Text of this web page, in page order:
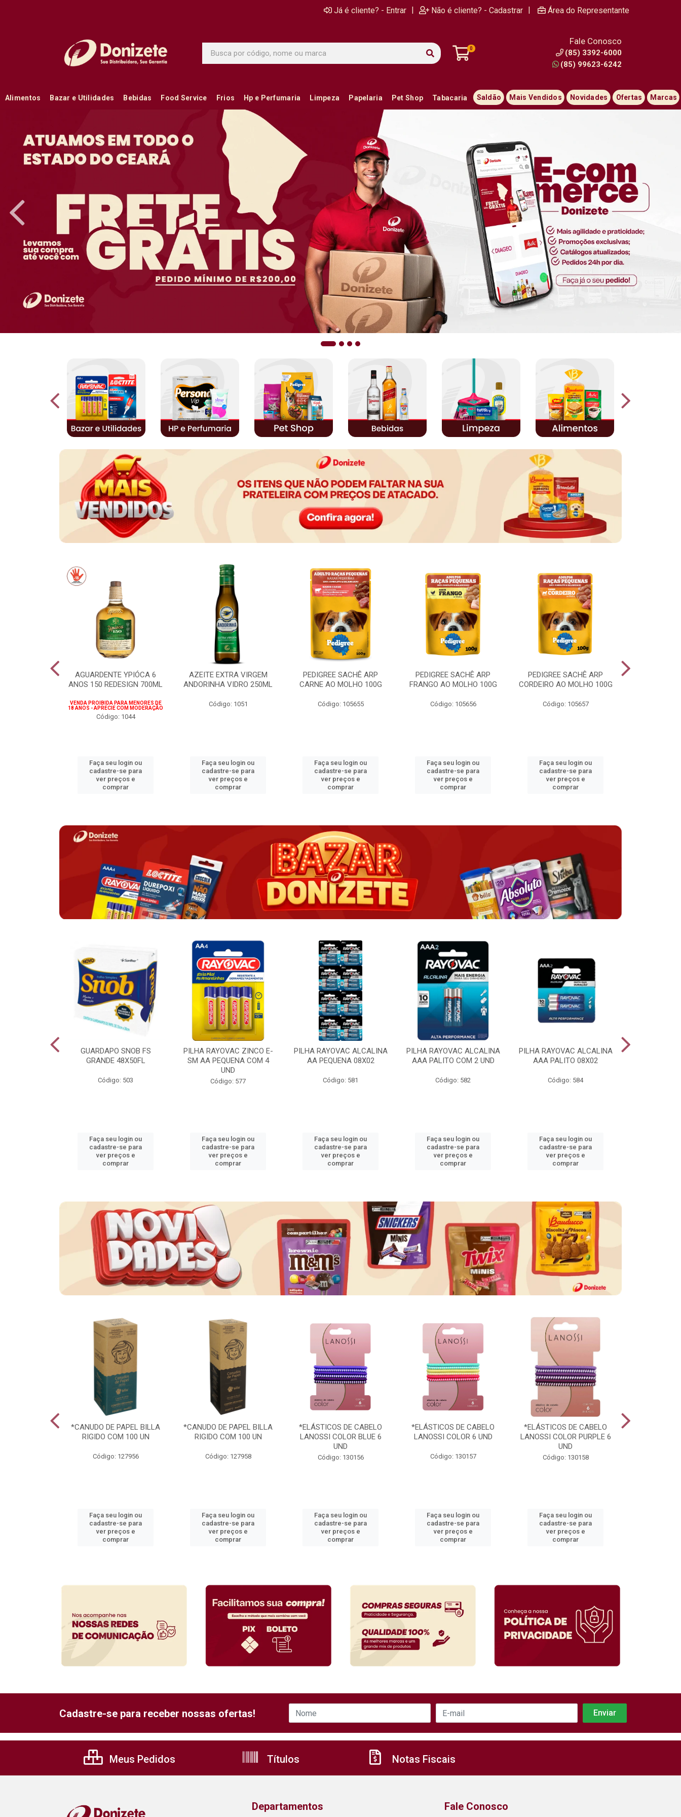
Já é cliente? - Entrar | Não é cliente? - Cadastrar | Área do Representante
0
Fale Conosco
(85) 3392-6000
(85) 99623-6242
Alimentos Bazar e Utilidades Bebidas Food Service Frios Hp e Perfumaria Limpeza Papelaria Pet Shop Tabacaria Saldão Mais Vendidos Novidades Ofertas Marcas
AGUARDENTE YPIÓCA 6
ANOS 150 REDESIGN 700ML
VENDA PROIBIDA PARA MENORES DE
18 ANOS - APRECIE COM MODERAÇÃO
Código: 1044
Faça seu login ou
cadastre-se para
ver preços e
comprar
AZEITE EXTRA VIRGEM
ANDORINHA VIDRO 250ML
Código: 1051
Faça seu login ou
cadastre-se para
ver preços e
comprar
PEDIGREE SACHÊ ARP
CARNE AO MOLHO 100G
Código: 105655
Faça seu login ou
cadastre-se para
ver preços e
comprar
PEDIGREE SACHÊ ARP
FRANGO AO MOLHO 100G
Código: 105656
Faça seu login ou
cadastre-se para
ver preços e
comprar
PEDIGREE SACHÊ ARP
CORDEIRO AO MOLHO 100G
Código: 105657
Faça seu login ou
cadastre-se para
ver preços e
comprar
GUARDAPO SNOB FS
GRANDE 48X50FL
Código: 503
Faça seu login ou
cadastre-se para
ver preços e
comprar
PILHA RAYOVAC ZINCO E-
SM AA PEQUENA COM 4
UND
Código: 577
Faça seu login ou
cadastre-se para
ver preços e
comprar
PILHA RAYOVAC ALCALINA
AA PEQUENA 08X02
Código: 581
Faça seu login ou
cadastre-se para
ver preços e
comprar
PILHA RAYOVAC ALCALINA
AAA PALITO COM 2 UND
Código: 582
Faça seu login ou
cadastre-se para
ver preços e
comprar
PILHA RAYOVAC ALCALINA
AAA PALITO 08X02
Código: 584
Faça seu login ou
cadastre-se para
ver preços e
comprar
*CANUDO DE PAPEL BILLA
RIGIDO COM 100 UN
Código: 127956
Faça seu login ou
cadastre-se para
ver preços e
comprar
*CANUDO DE PAPEL BILLA
RIGIDO COM 100 UN
Código: 127958
Faça seu login ou
cadastre-se para
ver preços e
comprar
*ELÁSTICOS DE CABELO
LANOSSI COLOR BLUE 6
UND
Código: 130156
Faça seu login ou
cadastre-se para
ver preços e
comprar
*ELÁSTICOS DE CABELO
LANOSSI COLOR 6 UND
Código: 130157
Faça seu login ou
cadastre-se para
ver preços e
comprar
*ELÁSTICOS DE CABELO
LANOSSI COLOR PURPLE 6
UND
Código: 130158
Faça seu login ou
cadastre-se para
ver preços e
comprar
Cadastre-se para receber nossas ofertas!
Meus Pedidos Títulos Notas Fiscais
Departamentos Fale Conosco